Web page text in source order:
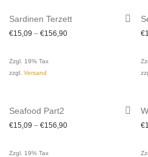
Sardinen Terzett
€15,09 – €156,90
Zzgl. 19% Tax
zzgl. Versand
€
Seafood Part2
€15,09 – €156,90
Zzgl. 19% Tax
€